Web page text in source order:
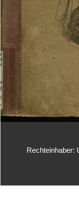
Rechteinhaber: